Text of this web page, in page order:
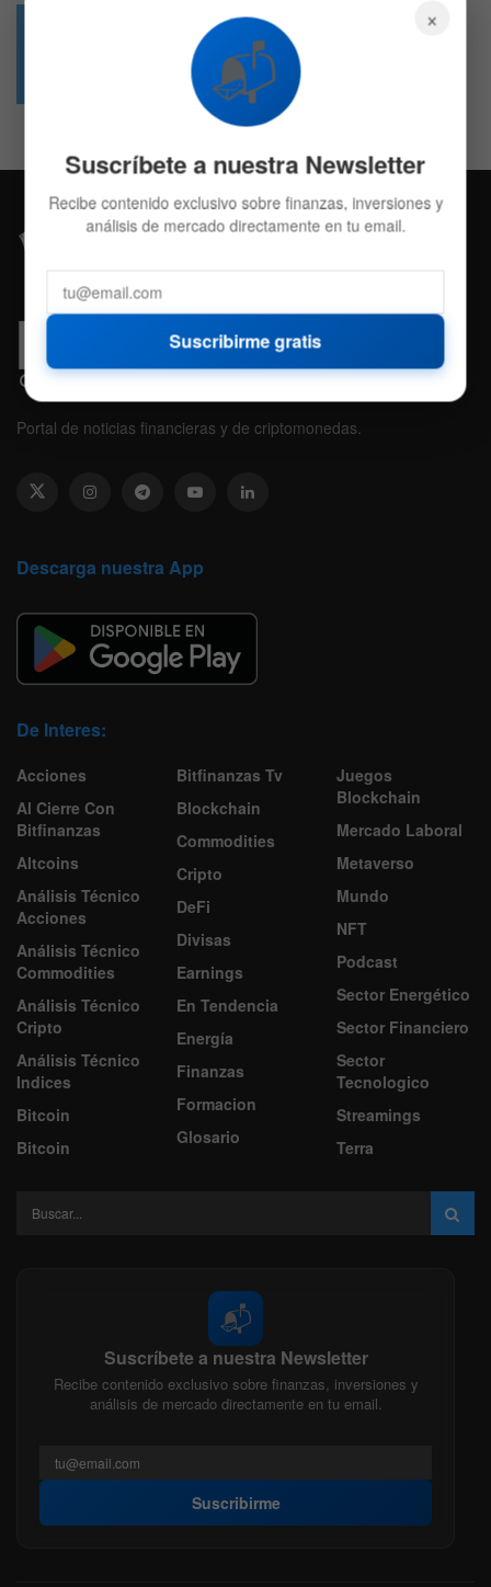
4.7k
Followers
Portal de noticias financieras y de criptomonedas.
Descarga nuestra App
De Interes:
Acciones
Al Cierre Con
Bitfinanzas
Altcoins
Análisis Técnico
Acciones
Análisis Técnico
Commodities
Análisis Técnico
Cripto
Análisis Técnico
Indices
Bitcoin
Bitcoin
Bitfinanzas Tv
Blockchain
Commodities
Cripto
DeFi
Divisas
Earnings
En Tendencia
Energía
Finanzas
Formacion
Glosario
Juegos
Blockchain
Mercado Laboral
Metaverso
Mundo
NFT
Podcast
Sector Energético
Sector Financiero
Sector
Tecnologico
Streamings
Terra
📬
Suscríbete a nuestra Newsletter
Recibe contenido exclusivo sobre finanzas, inversiones y
análisis de mercado directamente en tu email.
Suscribirme
×
📬
Suscríbete a nuestra Newsletter
Recibe contenido exclusivo sobre finanzas, inversiones y
análisis de mercado directamente en tu email.
Suscribirme gratis